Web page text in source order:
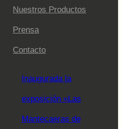
Nuestros Productos
Prensa
Contacto
Inaugurada la
exposición «Las
Mantecaeras de